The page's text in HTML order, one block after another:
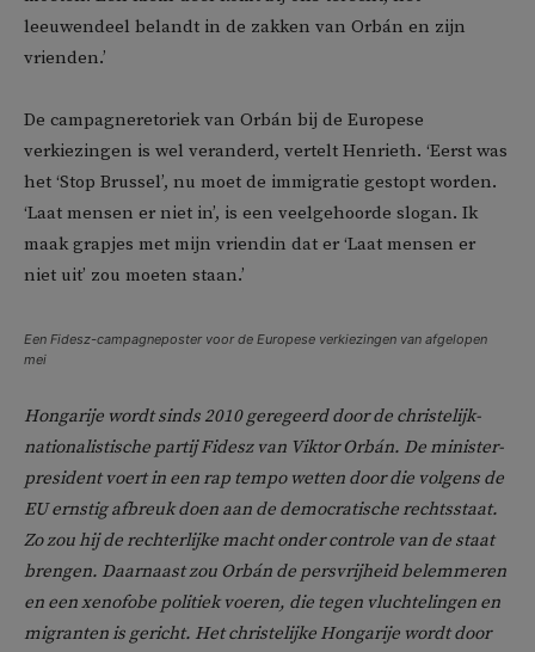
leeuwendeel belandt in de zakken van Orbán en zijn
vrienden.’
De campagneretoriek van Orbán bij de Europese
verkiezingen is wel veranderd, vertelt Henrieth. ‘Eerst was
het ‘Stop Brussel’, nu moet de immigratie gestopt worden.
‘Laat mensen er niet in’, is een veelgehoorde slogan. Ik
maak grapjes met mijn vriendin dat er ‘Laat mensen er
niet uit’ zou moeten staan.’
Een Fidesz-campagneposter voor de Europese verkiezingen van afgelopen
mei
Hongarije wordt sinds 2010 geregeerd door de christelijk-
nationalistische partij Fidesz van Viktor Orbán. De minister-
president voert in een rap tempo wetten door die volgens de
EU ernstig afbreuk doen aan de democratische rechtsstaat.
Zo zou hij de rechterlijke macht onder controle van de staat
brengen. Daarnaast zou Orbán de persvrijheid belemmeren
en een xenofobe politiek voeren, die tegen vluchtelingen en
migranten is gericht. Het christelijke Hongarije wordt door